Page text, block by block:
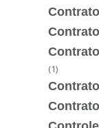
(1)